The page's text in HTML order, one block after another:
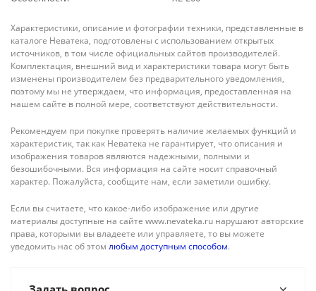
Характеристики, описание и фотографии техники, представленные в
каталоге Неватека, подготовлены с использованием открытых
источников, в том числе официальных сайтов производителей.
Комплектация, внешний вид и характеристики товара могут быть
изменены производителем без предварительного уведомления,
поэтому мы не утверждаем, что информация, предоставленная на
нашем сайте в полной мере, соответствуют действительности.
Рекомендуем при покупке проверять наличие желаемых функций и
характеристик, так как Неватека не гарантирует, что описания и
изображения товаров являются надежными, полными и
безошибочными. Вся информация на сайте носит справочный
характер. Пожалуйста, сообщите нам, если заметили ошибку.
Если вы считаете, что какое-либо изображение или другие
материалы доступные на сайте www.nevateka.ru нарушают авторские
права, которыми вы владеете или управляете, то вы можете
уведомить нас об этом любым доступным способом.